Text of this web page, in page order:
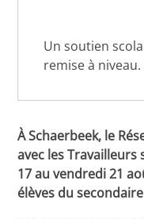
Un soutien
remise à niveau.
À Schaerbeek, le
avec les
17 au vendredi 21
élèves du